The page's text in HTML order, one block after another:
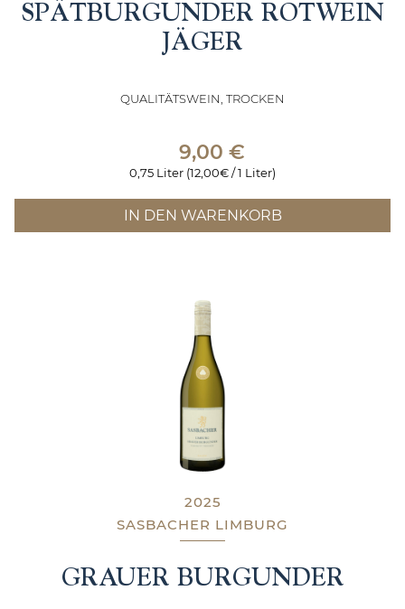
SPÄTBURGUNDER ROTWEIN
JÄGER
QUALITÄTSWEIN, TROCKEN
9,00 €
0,75 Liter (12,00€ / 1 Liter)
IN DEN WARENKORB
2025
SASBACHER LIMBURG
GRAUER BURGUNDER